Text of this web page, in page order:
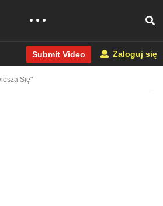
Submit Video Zaloguj się
Się"